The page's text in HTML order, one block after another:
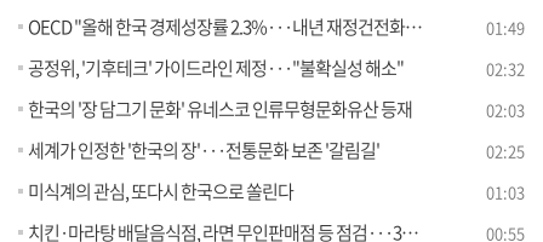
OECD "올해 한국 경제성장률 2.3%···내년 재정건전화 전망" 01:49
공정위, '기후테크' 가이드라인 제정···"불확실성 해소" 02:32
한국의 '장 담그기 문화' 유네스코 인류무형문화유산 등재 02:03
세계가 인정한 '한국의 장'···전통문화 보존 '갈림길' 02:25
미식계의 관심, 또다시 한국으로 쏠린다 01:03
치킨·마라탕 배달음식점, 라면 무인판매점 등 점검···30곳 적발·조치 00:55